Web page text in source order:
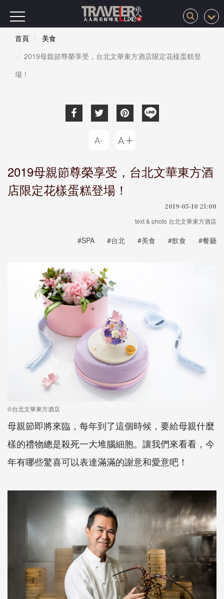
首頁
美食
2019母親節尊榮享受，台北文華東方酒店限定花樣蛋糕登
場！
2019母親節尊榮享受，台北文華東方酒
店限定花樣蛋糕登場！
2019-05-10 21:00
text & photo 台北文華東方酒店
#SPA #台北 #美食 #飲食 #餐廳
©台北文華東方酒店
母親節即將來臨，每年到了這個時候，要給母親什麼
樣的禮物總是殺死一大堆腦細胞。讓我們來看看，今
年有哪些驚喜可以表達滿滿的謝意和愛意吧！